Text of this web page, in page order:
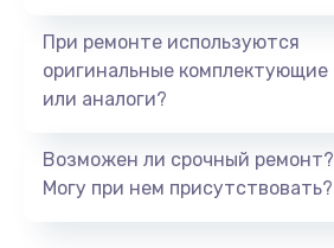
При ремонте используются
оригинальные комплектующие
или аналоги?
Возможен ли срочный ремонт?
Могу при нем присутствовать?